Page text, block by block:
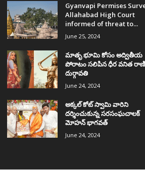
Gyanvapi Permises
Allahabad High Court
informed of threat to...
June 25, 2024
మాతృ భూమి కోసం అద్వితీయ
పోరాటం సలిపిన ధీర వనిత రాణి
దుర్గావతి
June 24, 2024
అక్కల్‌ కోట్‌ స్వామి వారిని
దర్శించుకున్న సరసంఘచాలక్
మోహన్ భాగవత్
June 24, 2024